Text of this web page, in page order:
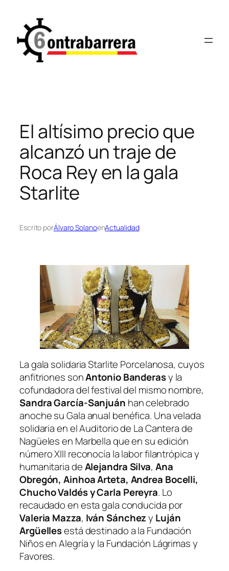
contenido
El altísimo precio que
alcanzó un traje de
Roca Rey en la gala
Starlite
Escrito porÁlvaro SolanoenActualidad
La gala solidaria Starlite Porcelanosa, cuyos
anfitriones sonAntonio Banderasy la
cofundadora del festival del mismo nombre,
Sandra García-Sanjuán han celebrado
anoche su Gala anual benéfica. Una velada
solidaria en el Auditorio de La Cantera de
Nagüeles en Marbella que en su edición
número XIII reconocía la labor filantrópica y
humanitaria deAlejandra Silva, Ana
Obregón, Ainhoa Arteta, Andrea Bocelli,
Chucho Valdés y Carla Pereyra. Lo
recaudado en esta gala conducida por
Valeria Mazza, Iván Sánchezy Luján
Argüellesestá destinado a la Fundación
Niños en Alegría y la Fundación Lágrimas y
Favores.